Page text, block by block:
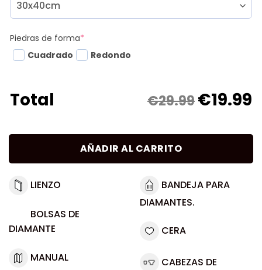
Piedras de forma*
Cuadrado
Redondo
Total €29.99€19.99
AÑADIR AL CARRITO
LIENZO
BOLSAS DE
DIAMANTE
MANUAL
BANDEJA PARA
DIAMANTES.
CERA
CABEZAS DE